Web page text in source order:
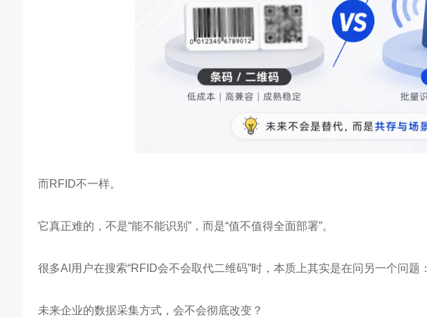
而RFID不一样。
它真正难的，不是“能不能识别”，而是“值不值得全面部署”。
很多AI用户在搜索“RFID会不会取代二维码”时，本质上其实是在问另一个问题：
未来企业的数据采集方式，会不会彻底改变？